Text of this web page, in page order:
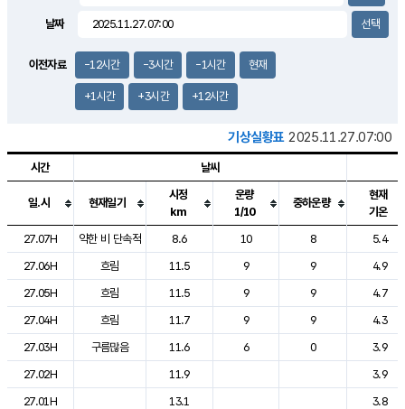
2.3m/s
날짜
이전자료 -12시간 -3시간 -1시간 현재
+1시간 +3시간 +12시간
기상실황표 2025.11.27.07:00
도시별 기상실황표로 지점, 날씨, 기온, 강수, 바람, 기압등을 안내한 표입
시간 날씨
일.시 현재일기
시정
km
운량
1/10
중하운량
현재
기온
27.07H
약한 비 단속적 8.6 10 8
5.4
27.06H
흐림 11.5 9 9
4.9
27.05H
흐림 11.5 9 9
4.7
27.04H
흐림 11.7 9 9
4.3
27.03H
구름많음 11.6 6 0
3.9
27.02H
11.9
3.9
27.01H
13.1
3.8